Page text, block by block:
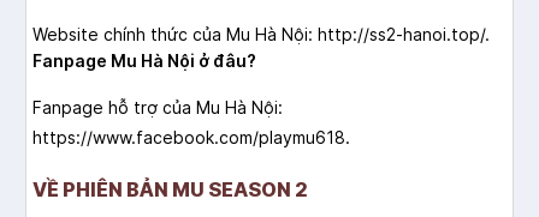
Website chính thức của Mu Hà Nội: http://ss2-hanoi.top/.
Fanpage Mu Hà Nội ở đâu?
Fanpage hỗ trợ của Mu Hà Nội:
https://www.facebook.com/playmu618.
VỀ PHIÊN BẢN MU SEASON 2